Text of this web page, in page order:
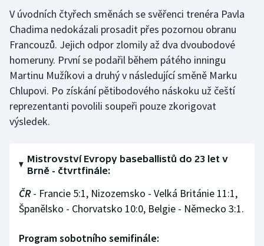
Futsal
Golf
Gymnastika
Házená
Jezdectví
Krasobruslení
Lezení
Lyže a snowboard
V úvodních čtyřech směnách se svěřenci trenéra Pavla
Chadima nedokázali prosadit přes pozornou obranu
Francouzů. Jejich odpor zlomily až dva dvoubodové
homeruny. První se podařil během pátého inningu
Martinu Mužíkovi a druhý v následující směně Marku
Chlupovi. Po získání pětibodového náskoku už čeští
reprezentanti povolili soupeři pouze zkorigovat
výsledek.
Mistrovství Evropy baseballistů do 23 let v
Brně - čtvrtfinále:
ČR- Francie 5:1, Nizozemsko - Velká Británie 11:1,
Španělsko - Chorvatsko 10:0, Belgie - Německo 3:1.
Program sobotního semifinále: